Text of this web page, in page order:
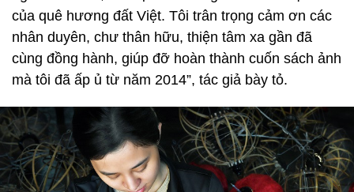
của quê hương đất Việt. Tôi trân trọng cảm ơn các
nhân duyên, chư thân hữu, thiện tâm xa gần đã
cùng đồng hành, giúp đỡ hoàn thành cuốn sách ảnh
mà tôi đã ấp ủ từ năm 2014”, tác giả bày tỏ.